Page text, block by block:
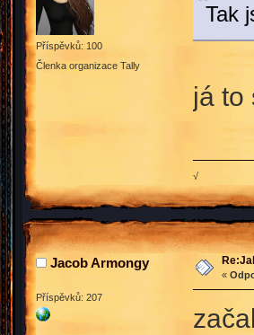
Příspěvků: 100
Členka organizace Tally
Tak
já to
√
Jacob Armongy
Příspěvků: 207
«